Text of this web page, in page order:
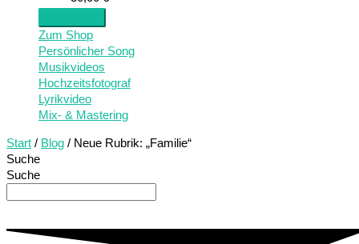
Zum Shop
Persönlicher Song
Musikvideos
Hochzeitsfotograf
Lyrikvideo
Mix- & Mastering
Start / Blog / Neue Rubrik: „Familie“
Suche
Suche